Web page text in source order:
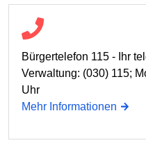
Bürgertelefon 115 - Ihr
Verwaltung: (030) 115;
Uhr
Mehr Informationen